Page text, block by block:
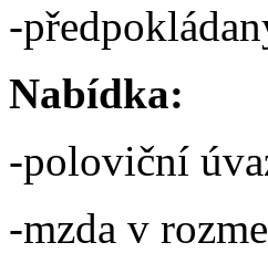
-
Nabídka:
-poloviční
-mzda v